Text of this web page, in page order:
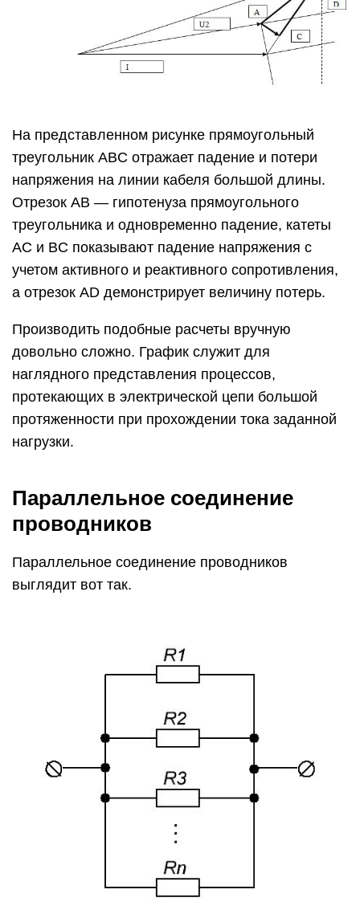
На представленном рисунке прямоугольный
треугольник ABC отражает падение и потери
напряжения на линии кабеля большой длины.
Отрезок AB — гипотенуза прямоугольного
треугольника и одновременно падение, катеты
AC и BC показывают падение напряжения с
учетом активного и реактивного сопротивления,
а отрезок AD демонстрирует величину потерь.
Производить подобные расчеты вручную
довольно сложно. График служит для
наглядного представления процессов,
протекающих в электрической цепи большой
протяженности при прохождении тока заданной
нагрузки.
Параллельное соединение
проводников
Параллельное соединение проводников
выглядит вот так.